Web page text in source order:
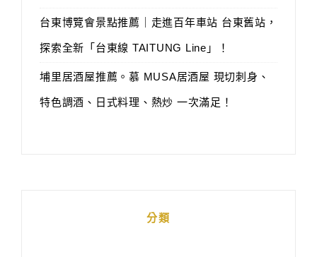
台東博覽會景點推薦｜走進百年車站 台東舊站，
探索全新「台東線 TAITUNG Line」！
埔里居酒屋推薦。慕 MUSA居酒屋 現切刺身、
特色調酒、日式料理、熱炒 一次滿足！
分類